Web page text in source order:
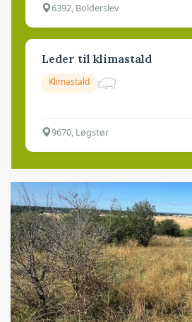
6392, Bolderslev
Leder til klimastald
Klimastald
9670, Løgstør